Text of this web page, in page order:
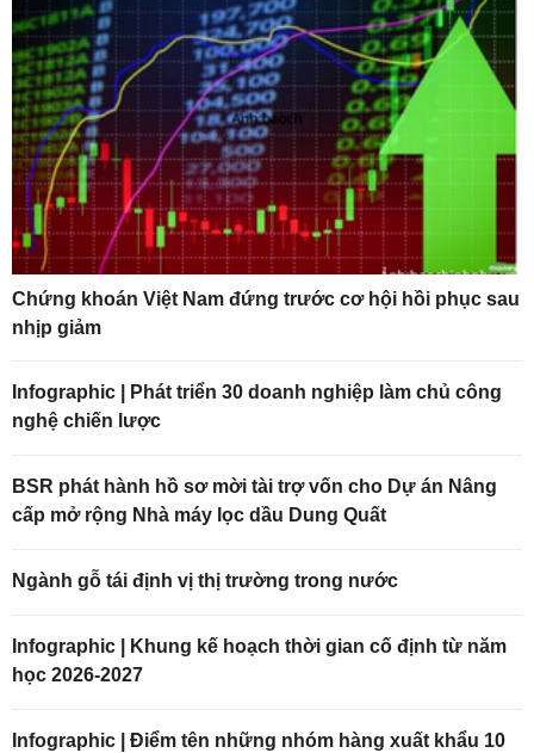
Chứng khoán Việt Nam đứng trước cơ hội hồi phục sau
nhịp giảm
Infographic | Phát triển 30 doanh nghiệp làm chủ công
nghệ chiến lược
BSR phát hành hồ sơ mời tài trợ vốn cho Dự án Nâng
cấp mở rộng Nhà máy lọc dầu Dung Quất
Ngành gỗ tái định vị thị trường trong nước
Infographic | Khung kế hoạch thời gian cố định từ năm
học 2026-2027
Infographic | Điểm tên những nhóm hàng xuất khẩu 10